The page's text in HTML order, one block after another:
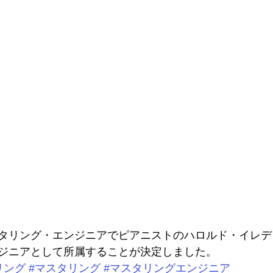
リング・エンジニアでピアニストのハロルド・イレデ
ニアとして所属することが決定しました。
ング #マスタリング #マスタリングエンジニア